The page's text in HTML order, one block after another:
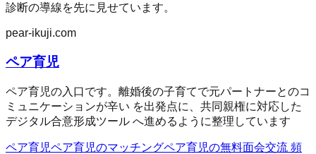
診断の導線を先に見せています。
pear-ikuji.com
ペア育児
ペア育児の入口です。離婚後の子育てで元パートナーとのコ
ミュニケーションが辛い を出発点に、共同親権に対応した
デジタル合意形成ツール へ進めるように整理しています
ペア育児ペア育児のマッチングペア育児の無料面会交流 頻